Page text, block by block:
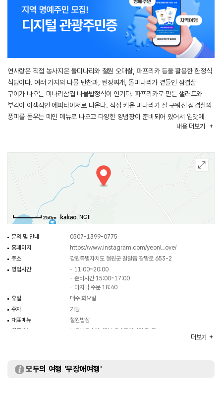
연사랑은 직접 농사지은 돌미나리와 철원 오대쌀, 파프리카 등을 활용한 한정식
식당이다. 여러 가지의 나물 반찬과, 된장찌개, 돌미나리가 곁들인 삼겹살
구이가 나오는 미나리삼겹 나물밥정식이 인기다. 파프리카로 만든 샐러드와
부각이 이색적인 에피타이저로 나온다. 직접 키운 미나리가 잘 구워진 삼겹살의
풍미를 돋우는 메인 메뉴로 나오고 다양한 양념장이 준비되어 있어서 입맛에
맞게 나물과 밥에 비벼 먹으면 된다. 점심시간에는 웨이팅이 있을 수 있고 재료
내용 더보기
250m , NGII
문의 및 안내
0507-1399-0775
홈페이지
https://www.instagram.com/yeonl_ove/
주소
강원특별자치도 철원군 갈말읍 갈말로 653-2
영업시간
- 11:00~20:00
- 준비시간 15:00~17:00
- 마지막 주문 18:40
휴일
매주 화요일
주차
가능
대표메뉴
철원밥상
취급메뉴
제육볶음 / 미나리수육 / 돌미나리 전 등
더보기
모두의 여행 '무장애여행'